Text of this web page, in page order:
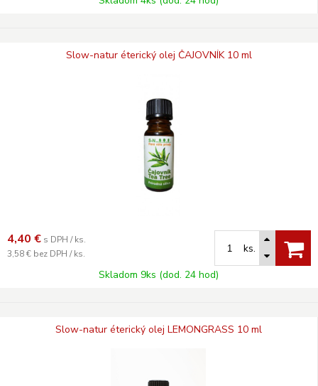
Slow-natur éterický olej ČAJOVNÍK 10 ml
4,40 € s DPH / ks.
3,58 € bez DPH / ks.
ks.
Skladom 9ks (dod. 24 hod)
Slow-natur éterický olej LEMONGRASS 10 ml